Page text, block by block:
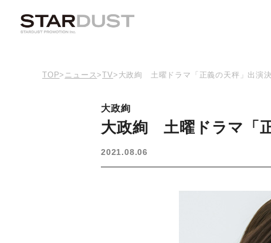
TOP> ニュース>TV> 大政絢 土曜ドラマ「正義の天秤」出演決
大政絢
大政絢 土曜ドラマ「
2021.08.06